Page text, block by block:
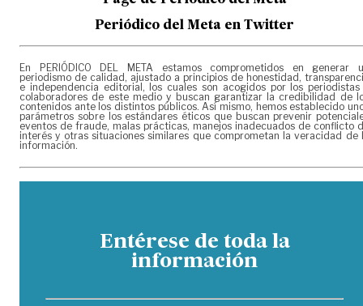
Periódico del Meta en Twitter
En PERIÓDICO DEL META estamos comprometidos en generar
periodismo de calidad, ajustado a principios de honestidad,
e independencia editorial, los cuales son acogidos por los periodistas
colaboradores de este medio y buscan garantizar la credibilidad de
contenidos ante los distintos públicos. Así mismo, hemos establecido
parámetros sobre los estándares éticos que buscan prevenir
eventos de fraude, malas prácticas, manejos inadecuados de conflicto
interés y otras situaciones similares que comprometan la veracidad de
información.
Entérese de toda la
información